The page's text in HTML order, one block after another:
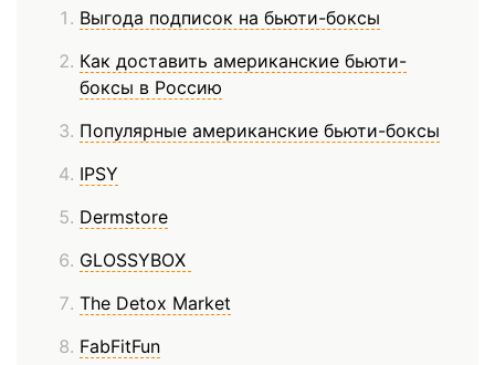
Выгода подписок на бьюти-боксы
Как доставить американские бьюти-
боксы в Россию
Популярные американские бьюти-боксы
IPSY
Dermstore
GLOSSYBOX
The Detox Market
FabFitFun